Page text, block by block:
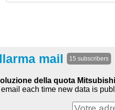
mail 15 subscribers
della quota
each time new data is